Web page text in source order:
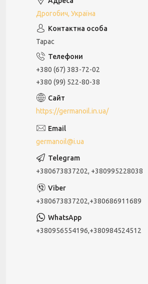
Дрогобич, Україна
Тарас
+380 (67) 383-72-02
+380 (99) 522-80-38
https://germanoil.in.ua/
germanoil@i.ua
+380673837202, +380995228038
+380673837202,+380686911689
+380956554196,+380984524512